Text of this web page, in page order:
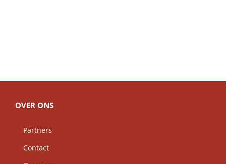
OVER ONS
Partners
Contact